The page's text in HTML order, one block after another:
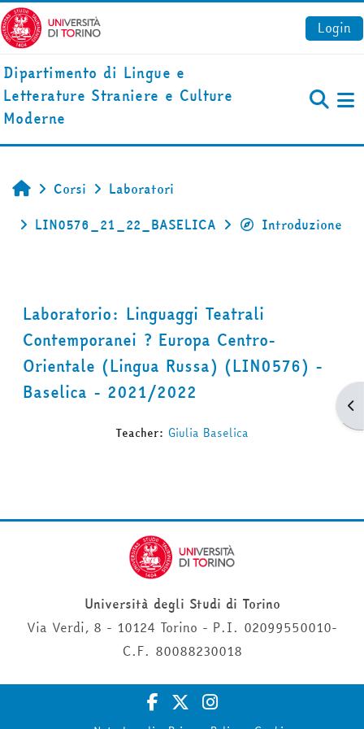
Vai al contenuto principale
Login
Dipartimento di Lingue e
Letterature Straniere e Culture
Moderne
Home
Corsi
Laboratori
LIN0576_21_22_BASELICA
Introduzione
Laboratorio: Linguaggi Teatrali
Contemporanei ? Europa Centro-
Orientale (Lingua Russa) (LIN0576) -
Baselica - 2021/2022
Teacher: Giulia Baselica
Università degli Studi di Torino
Via Verdi, 8 - 10124 Torino - P.I. 02099550010-
C.F. 80088230018